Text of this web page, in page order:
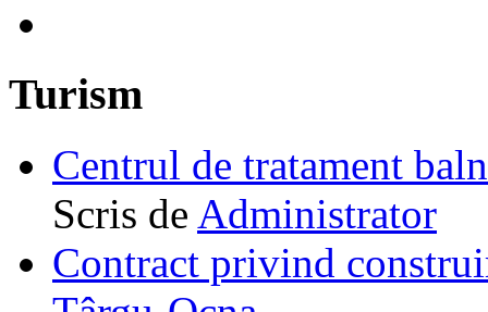
Turism
Centrul de tratament
Scris de Administrator
Contract privind